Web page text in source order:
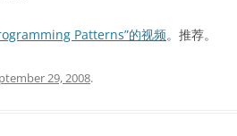
Patterns”的视频。推荐。
29, 2008.